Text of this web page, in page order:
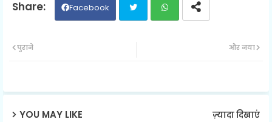
Facebook
ap
और नया
पुराने
YOU MAY LIKE ज़्यादा दिखाएं